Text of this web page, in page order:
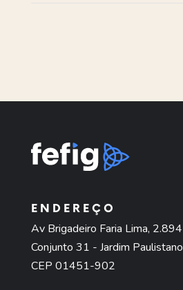
ENDEREÇO
Av Brigadeiro Faria Lima, 2.894
Conjunto 31 - Jardim Paulistano
CEP 01451-902